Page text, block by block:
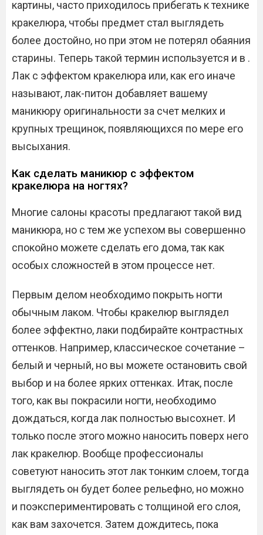
картины, часто приходилось прибегать к технике
кракелюра, чтобы предмет стал выглядеть
более достойно, но при этом не потерял обаяния
старины. Теперь такой термин используется и в .
Лак с эффектом кракелюра или, как его иначе
называют, лак-питон добавляет вашему
маникюру оригинальности за счет мелких и
крупных трещинок, появляющихся по мере его
высыхания.
Как сделать маникюр с эффектом
кракелюра на ногтях?
Многие салоны красоты предлагают такой вид
маникюра, но с тем же успехом вы совершенно
спокойно можете сделать его дома, так как
особых сложностей в этом процессе нет.
Первым делом необходимо покрыть ногти
обычным лаком. Чтобы кракелюр выглядел
более эффектно, лаки подбирайте контрастных
оттенков. Например, классическое сочетание –
белый и черный, но вы можете остановить свой
выбор и на более ярких оттенках. Итак, после
того, как вы покрасили ногти, необходимо
дождаться, когда лак полностью высохнет. И
только после этого можно наносить поверх него
лак кракелюр. Вообще профессионалы
советуют наносить этот лак тонким слоем, тогда
выглядеть он будет более рельефно, но можно
и поэкспериментировать с толщиной его слоя,
как вам захочется. Затем дождитесь, пока